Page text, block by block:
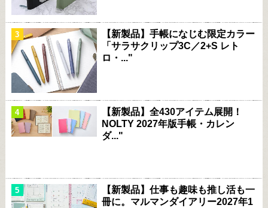
【新製品】手帳になじむ限定カラー
「サラサクリップ3C／2+S レト
ロ・..."
【新製品】全430アイテム展開！
NOLTY 2027年版手帳・カレン
ダ..."
【新製品】仕事も趣味も推し活も一
冊に。マルマンダイアリー2027年1